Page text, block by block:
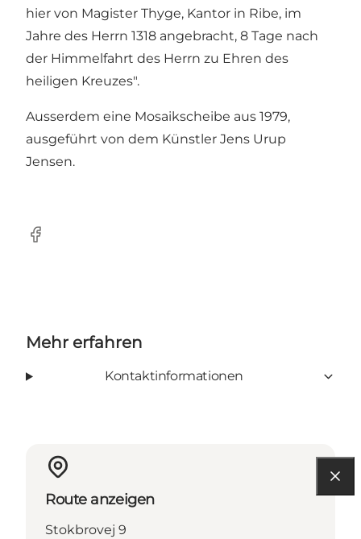
hier von Magister Thyge, Kantor in Ribe, im
Jahre des Herrn 1318 angebracht, 8 Tage nach
der Himmelfahrt des Herrn zu Ehren des
heiligen Kreuzes".
Ausserdem eine Mosaikscheibe aus 1979,
ausgeführt von dem Künstler Jens Urup
Jensen.
Facebook
Mehr erfahren
Kontaktinformationen
Route anzeigen
Stokbrovej 9